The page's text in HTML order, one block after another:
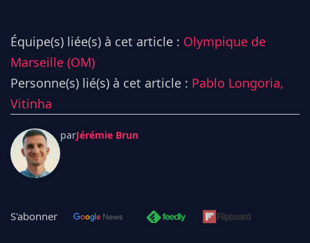
Équipe(s) liée(s) à cet article : Olympique de
Marseille (OM)
Personne(s) lié(s) à cet article : Pablo Longoria,
Vitinha
parJérémie Brun
S'abonner